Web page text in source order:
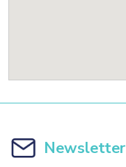
Newsletter